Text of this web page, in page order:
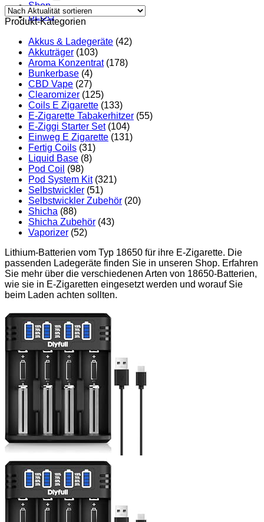
Shop
BLOG
Produkt-Kategorien
Akkus & Ladegeräte (42)
Akkuträger (103)
Aroma Konzentrat (178)
Bunkerbase (4)
CBD Vape (27)
Clearomizer (125)
Coils E Zigarette (133)
E-Zigarette Tabakerhitzer (55)
E-Ziggi Starter Set (104)
Einweg E Zigarette (131)
Fertig Coils (31)
Liquid Base (8)
Pod Coil (98)
Pod System Kit (321)
Selbstwickler (51)
Selbstwickler Zubehör (20)
Shicha (88)
Shicha Zubehör (43)
Vaporizer (52)
Lithium-Batterien vom Typ 18650 für ihre E-Zigarette. Die
passenden Ladegeräte finden Sie in unseren Shop. Erfahren
Sie mehr über die verschiedenen Arten von 18650-Batterien,
wie sie in E-Zigaretten eingesetzt werden und worauf Sie
beim Laden achten sollten.